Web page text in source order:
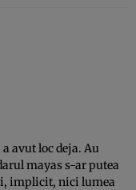
avut loc deja. Au
mayas s-ar putea
implicit, nici lumea